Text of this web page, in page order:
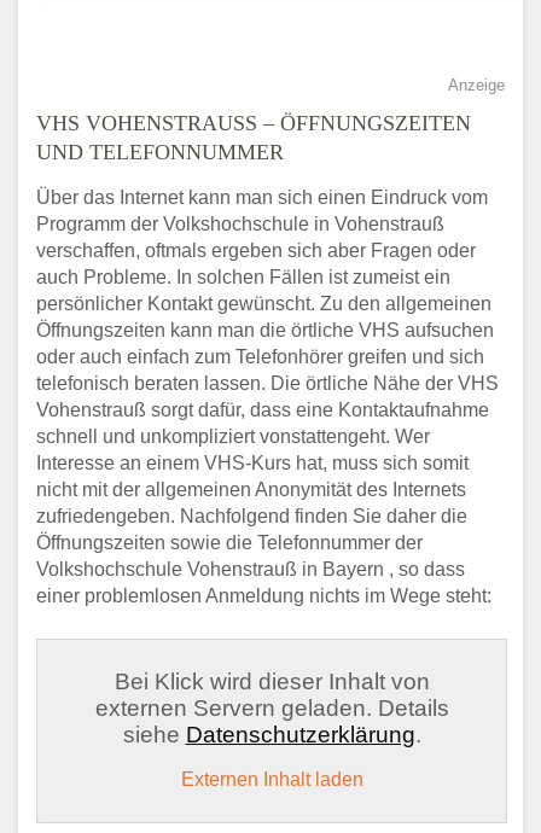
Anzeige
VHS VOHENSTRAUSS – ÖFFNUNGSZEITEN U
ND TELEFONNUMMER
Über das Internet kann man sich einen Eindruck vom
Programm der Volkshochschule in Vohenstrauß
verschaffen, oftmals ergeben sich aber Fragen oder
auch Probleme. In solchen Fällen ist zumeist ein
persönlicher Kontakt gewünscht. Zu den allgemeinen
Öffnungszeiten kann man die örtliche VHS aufsuchen
oder auch einfach zum Telefonhörer greifen und sich
telefonisch beraten lassen. Die örtliche Nähe der VHS
Vohenstrauß sorgt dafür, dass eine Kontaktaufnahme
schnell und unkompliziert vonstattengeht. Wer
Interesse an einem VHS-Kurs hat, muss sich somit
nicht mit der allgemeinen Anonymität des Internets
zufriedengeben. Nachfolgend finden Sie daher die
Öffnungszeiten sowie die Telefonnummer der
Volkshochschule Vohenstrauß in Bayern , so dass
einer problemlosen Anmeldung nichts im Wege steht:
Bei Klick wird dieser Inhalt von
externen Servern geladen. Details
siehe Datenschutzerklärung.
Externen Inhalt laden